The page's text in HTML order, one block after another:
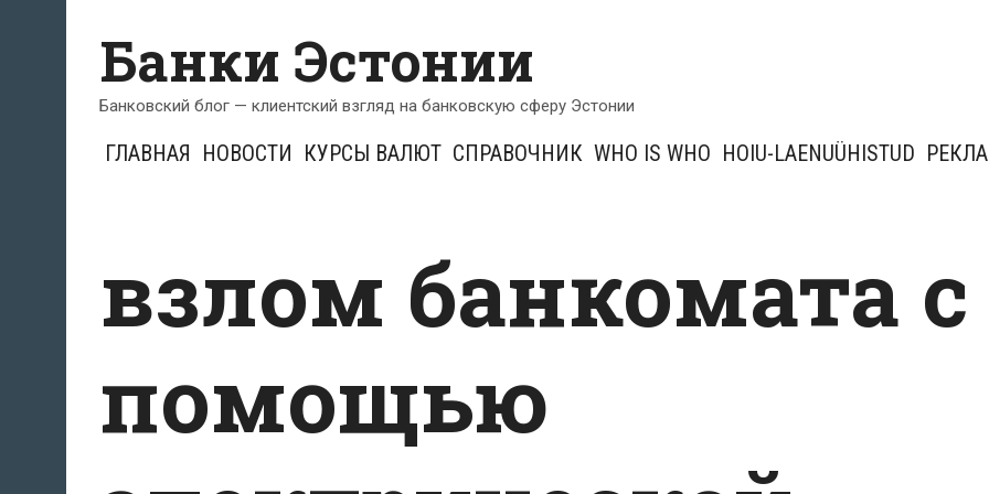
содержимому
Банки Эстонии
Банковский блог — клиентский взгляд на банковскую сферу Эстонии
ГЛАВНАЯ НОВОСТИ КУРСЫ ВАЛЮТ СПРАВОЧНИК WHO IS WHO HOIU-LAENUÜHISTUD
взлом банкомата с
помощью